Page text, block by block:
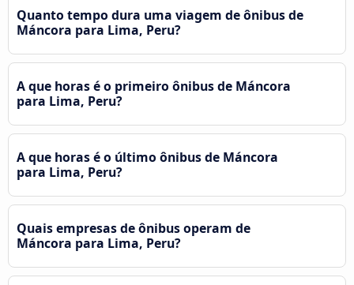
Quanto tempo dura uma viagem de ônibus de
Máncora para Lima, Peru?
A que horas é o primeiro ônibus de Máncora
para Lima, Peru?
A que horas é o último ônibus de Máncora
para Lima, Peru?
Quais empresas de ônibus operam de
Máncora para Lima, Peru?